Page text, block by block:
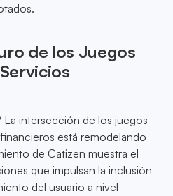
de los Juegos
intersección de los juegos
está remodelando
de Catizen muestra el
que impulsan la inclusión
del usuario a nivel